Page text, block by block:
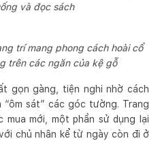
và đọc sách
trí mang phong cách hoài cổ
trên các ngăn của kệ gỗ
gọn gàng, tiện nghi nhờ cách
sát” các góc tường. Trang
mới, một phần sử dụng lại
chủ nhân kể từ ngày còn đi ở